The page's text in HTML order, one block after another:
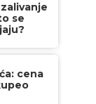
se
cena